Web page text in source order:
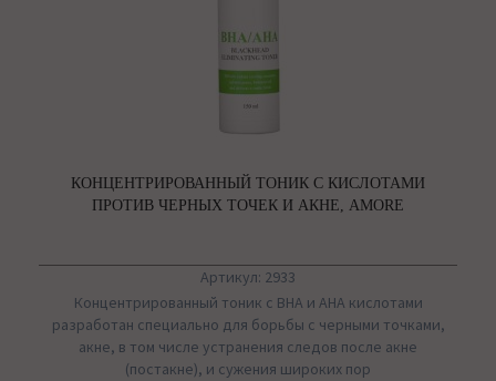
КОНЦЕНТРИРОВАННЫЙ ТОНИК С КИСЛОТАМИ
ПРОТИВ ЧЕРНЫХ ТОЧЕК И АКНЕ, AMORE
Артикул: 2933
Концентрированный тоник с BHA и AHA кислотами
разработан специально для борьбы с черными точками,
акне, в том числе устранения следов после акне
(постакне), и сужения широких пор